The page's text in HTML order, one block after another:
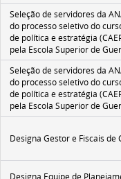
Seleção de servidores da
do processo seletivo do
de política e estratégia
pela Escola Superior de
Seleção de servidores da
do processo seletivo do
de política e estratégia
pela Escola Superior de
Designa Gestor e Fiscais de
Designa Equipe de